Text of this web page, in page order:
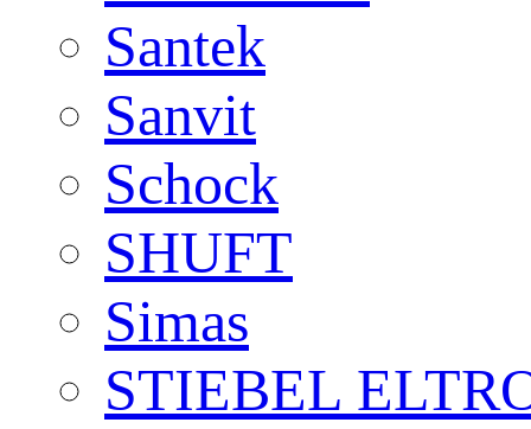
Santek
Sanvit
Schock
SHUFT
Simas
STIEBEL